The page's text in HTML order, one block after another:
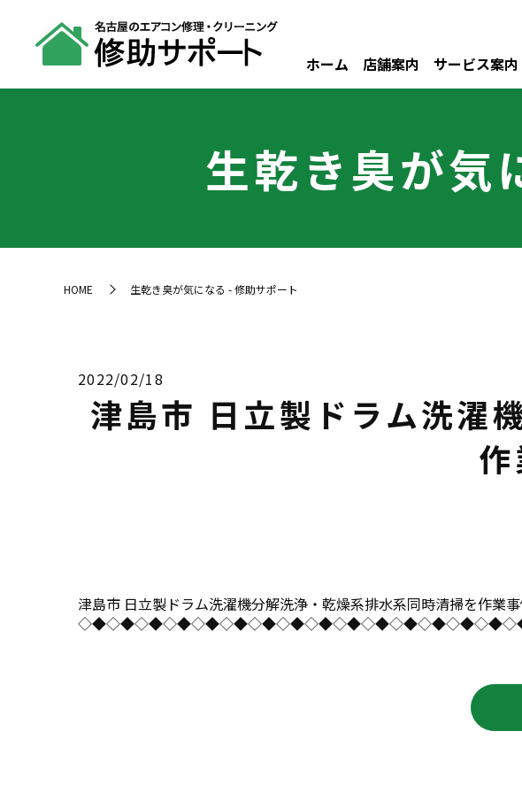
ホーム 店舗案内 サービス案内
生乾き臭が気
HOME 生乾き臭が気になる - 修助サポート
2022/02/18
津島市 日立製ドラム洗濯
津島市 日立製ドラム洗濯機分解洗浄・乾燥系排水系同時清掃を作